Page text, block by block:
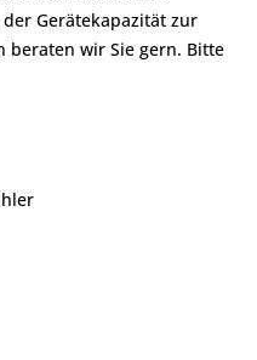
Gerätekapazität zur
beraten wir Sie gern. Bitte